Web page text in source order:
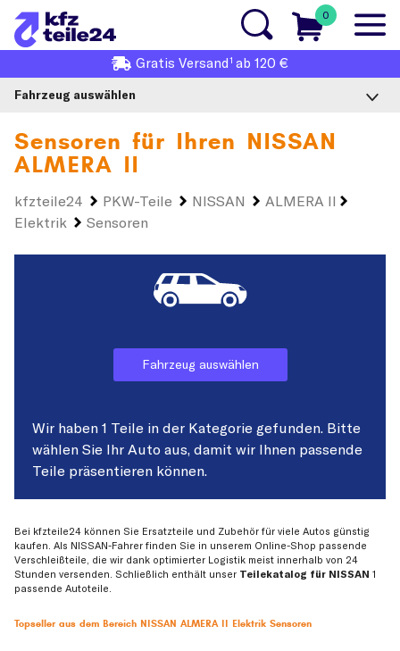
0
Gratis Versand1 ab 120 €
Fahrzeug auswählen
Sensoren für Ihren NISSAN
ALMERA II
kfzteile24 PKW-Teile NISSAN
ALMERA II
Elektrik
Sensoren
Fahrzeug auswählen
Wir haben 1 Teile in der Kategorie gefunden. Bitte
wählen Sie Ihr Auto aus, damit wir Ihnen passende
Teile präsentieren können.
Bei kfzteile24 können Sie Ersatzteile und Zubehör für viele Autos günstig
kaufen. Als NISSAN-Fahrer finden Sie in unserem Online-Shop passende
Verschleißteile, die wir dank optimierter Logistik meist innerhalb von 24
Stunden versenden. Schließlich enthält unser Teilekatalog für NISSAN 1
passende Autoteile.
Topseller aus dem Bereich NISSAN ALMERA II Elektrik Sensoren